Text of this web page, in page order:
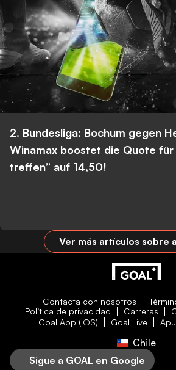
2. Bundesliga: Bochum gegen
Winamax boostet die Quote für
treffen” auf 14,50!
Ver más artículos sobre
Contacta con nosotros
Política de privacidad
Carreras
Goal App (iOS)
Goal Live
Chile
Sigue a GOAL en Google